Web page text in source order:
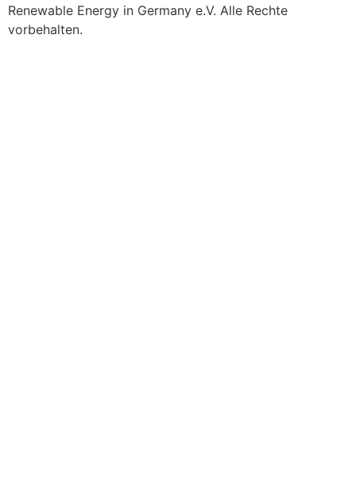
Renewable Energy in Germany e.V. Alle Rechte
vorbehalten.